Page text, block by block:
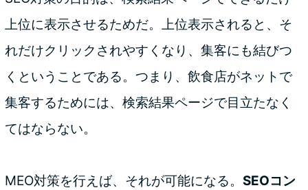
上位に表示させるためだ。上位表示されると、そ
れだけクリックされやすくなり、集客にも結びつ
くということである。つまり、飲食店がネットで
集客するためには、検索結果ページで目立たなく
てはならない。
MEO対策を行えば、それが可能になる。 SEOコン